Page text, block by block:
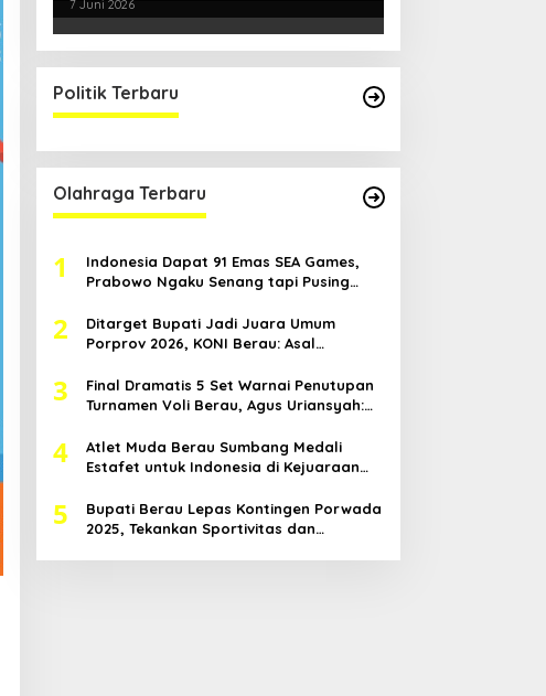
7 Juni 2026
Politik Terbaru
Olahraga Terbaru
1
Indonesia Dapat 91 Emas SEA Games,
Prabowo Ngaku Senang tapi Pusing
2
Ditarget Bupati Jadi Juara Umum
Porprov 2026, KONI Berau: Asal
3
Final Dramatis 5 Set Warnai Penutupan
Turnamen Voli Berau, Agus Uriansyah:
4
Atlet Muda Berau Sumbang Medali
Estafet untuk Indonesia di Kejuaraan
5
Bupati Berau Lepas Kontingen Porwada
2025, Tekankan Sportivitas dan